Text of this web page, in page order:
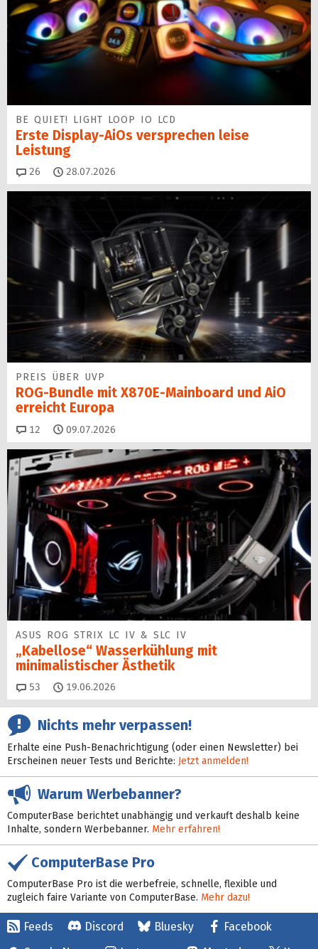
BE QUIET! LIGHT LOOP IO LCD
Erste Display-AiOs versprechen leise
Leistung
26 Kommentare
28.07.2026
PREIS ÜBER UVP
ROG-Bundle mit X870E-Mainboard und AiO
erreicht Europa
12 Kommentare
09.07.2026
ASUS ROG STRIX LC IV & SLC IV
„Kabellose“ Wasserkühlung mit
minimalistischer Ästhetik
53 Kommentare
19.06.2026
Nichts mehr verpassen!
Erhalte eine Push-Benachrichtigung (oder einen Newsletter) bei
Erscheinen neuer Tests und Berichte: Jetzt anmelden!
Warum Werbebanner?
ComputerBase berichtet unabhängig und verkauft deshalb keine
Inhalte, sondern Werbebanner. Mehr erfahren!
ComputerBase Pro
ComputerBase Pro ist die werbefreie, schnelle, flexible und
zugleich faire Variante von ComputerBase. Mehr dazu!
Feeds Discord Bluesky
Facebook